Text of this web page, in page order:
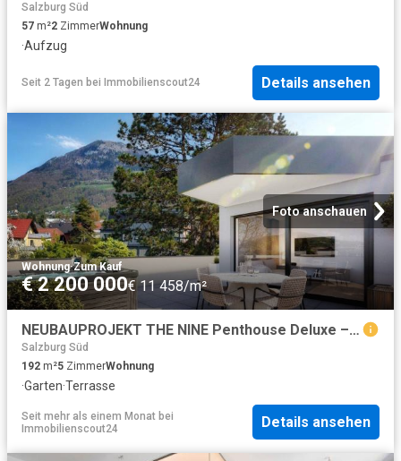
Salzburg Süd
57 m²2 ZimmerWohnung
·Aufzug
Seit 2 Tagen bei Immobilienscout24 Details ansehen
Foto anschauen
Wohnung·Zum Kauf
€ 2 200 000€ 11 458/m²
NEUBAUPROJEKT THE NINE Penthouse Deluxe – ein Wohnjuwel der Extraklasse mit traumhafter 184 m² Rundumterrasse
Salzburg Süd
192 m²5 ZimmerWohnung
·Garten·Terrasse
Seit mehr als einem Monat bei
Immobilienscout24
Details ansehen